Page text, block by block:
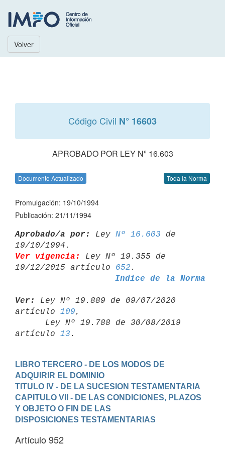
Volver
Código Civil N° 16603
APROBADO POR LEY Nº 16.603
Documento Actualizado Toda la Norma
Promulgación: 19/10/1994
Publicación: 21/11/1994
Aprobado/a por: Ley Nº 16.603 de
Ver vigencia:
Ley Nº 19.355 de
19/12/2015 artículo 652
Indice de la Norma
Ver:
Ley Nº 19.889 de 09/07/2020
artículo 109,
artículo 13
LIBRO TERCERO - DE LOS MODOS DE
ADQUIRIR EL DOMINIO
TITULO IV - DE LA SUCESION TESTAMENTARIA
CAPITULO VII - DE LAS CONDICIONES, PLAZOS
Y OBJETO O FIN DE LAS
DISPOSICIONES TESTAMENTARIAS
Artículo 952